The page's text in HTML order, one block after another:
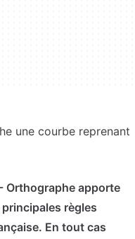
une courbe reprenant
Orthographe apporte
règles
En tout cas